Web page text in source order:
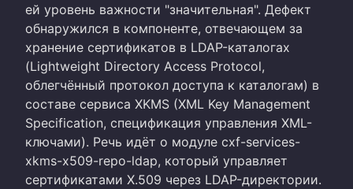
ей уровень важности "значительная". Дефект
обнаружился в компоненте, отвечающем за
хранение сертификатов в LDAP-каталогах
(Lightweight Directory Access Protocol,
облегчённый протокол доступа к каталогам) в
составе сервиса XKMS (XML Key Management
Specification, спецификация управления XML-
ключами). Речь идёт о модуле cxf-services-
xkms-x509-repo-ldap, который управляет
сертификатами X.509 через LDAP-директории.